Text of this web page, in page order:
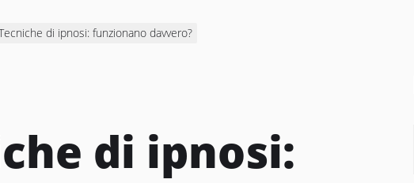
di ipnosi: funzionano davvero?
di ipnosi: